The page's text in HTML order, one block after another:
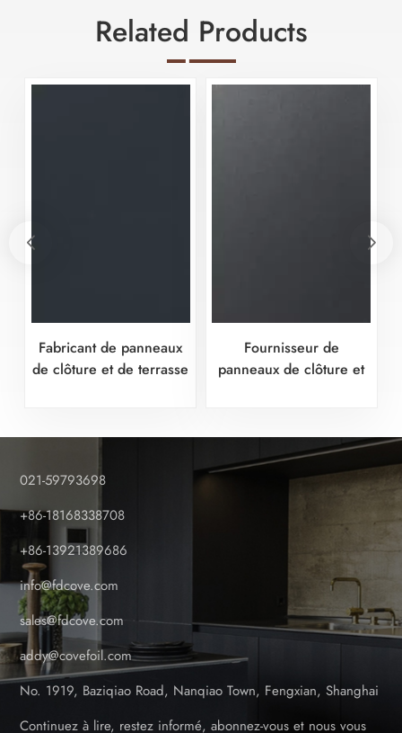
Related Products
Fabricant de panneaux
de clôture et de terrasse
Fournisseur de
panneaux de clôture et
021-59793698
+86-18168338708
+86-13921389686
info@fdcove.com
sales@fdcove.com
addy@covefoil.com
No. 1919, Baziqiao Road, Nanqiao Town, Fengxian, Shanghai
Continuez à lire, restez informé, abonnez-vous et nous vous